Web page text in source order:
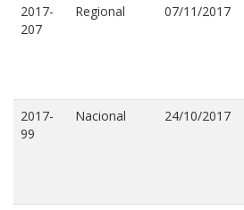
2017-
207
Regional 07/11/2017
2017-
99
Nacional 24/10/2017